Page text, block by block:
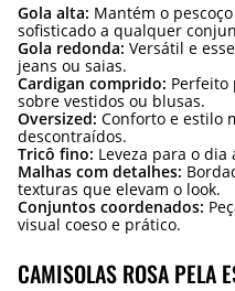
Gola alta: Mantém o
sofisticado a qualquer
Gola redonda: Versátil e
jeans ou saias.
Cardigan comprido: Perfeito
sobre vestidos ou blusas.
Oversized: Conforto e estilo
descontraídos.
Tricô fino: Leveza para o dia
Malhas com detalhes:
texturas que elevam o look.
Conjuntos coordenados:
visual coeso e prático.
CAMISOLAS ROSA PELA